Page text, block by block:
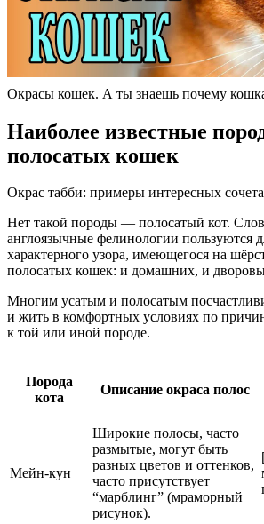
Окрасы кошек. А ты знаешь почему
Наиболее известные
полосатых кошек
Окрас табби: примеры интересных
Нет такой породы — полосатый кот.
англоязычные фелинологии пользуются
характерного узора, имеющегося на
полосатых кошек: и домашних, и
Многим усатым и полосатым
и жить в комфортных условиях по
к той или иной породе.
Порода
кота
Описание окраса полос
Мейн-кун
Широкие полосы, часто
размытые, могут быть
разных цветов и оттенков,
часто присутствует
“марблинг” (мраморный
рисунок).